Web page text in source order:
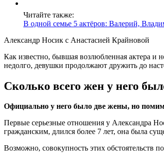
Читайте также:
В одной семье 5 актёров: Валерий,
Александр Носик с Анастасией Крайновой
Как известно, бывшая возлюбленная актера и
недолго, девушки продолжают дружить до
Сколько всего жен у него
Официально у него было две жены, но
Первые серьезные отношения у Александра
гражданским, длился более 7 лет, она была
Возможно, совокупность этих обстоятельств